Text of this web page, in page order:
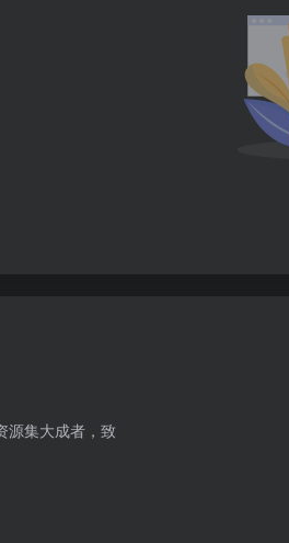
源集大成者，致